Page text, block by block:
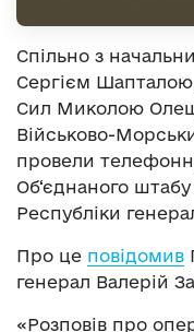
Спільно з
Сергієм
Сил Миколою
Військово-
провели
Об‘єднаного
Республіки
Про це повідомив
генерал Валерій
«Розповів про